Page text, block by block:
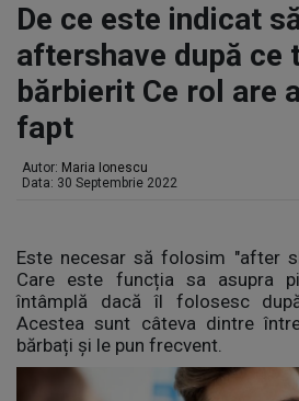
De ce este indicat
aftershave după ce
bărbierit Ce rol are
fapt
Autor: Maria Ionescu
Data: 30 Septembrie 2022
Este necesar să folosim "after
Care este funcția sa asupra
întâmplă dacă îl folosesc
Acestea sunt câteva dintre
bărbați și le pun frecvent.